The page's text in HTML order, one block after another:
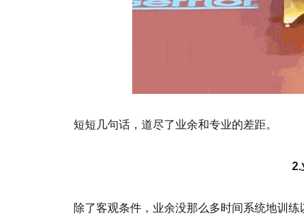
短短几句话，道尽了业余和专业的差距。
2.
除了客观条件，业余没那么多时间系统地训